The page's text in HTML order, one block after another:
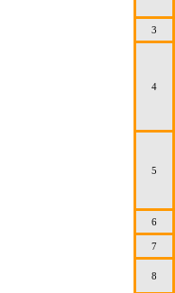
3
4
5
6
7
8